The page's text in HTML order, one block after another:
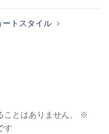
ートスタイル
とはありません。
※
す